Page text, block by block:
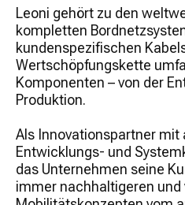
Leoni gehört zu den
kompletten
kundenspezifischen
Wertschöpfungskette
Komponenten – von der
Produktion.
Als Innovationspartner mit
Entwicklungs- und
das Unternehmen seine
immer nachhaltigeren und